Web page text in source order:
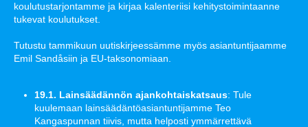
koulutustarjontamme ja kirjaa kalenteriisi kehitystoimintaanne
tukevat koulutukset.
Tutustu tammikuun uutiskirjeessämme myös asiantuntijaamme
Emil Sandåsiin ja EU-taksonomiaan.
19.1. Lainsäädännön ajankohtaiskatsaus: Tule
kuulemaan lainsäädäntöasiantuntijamme Teo
Kangaspunnan tiivis, mutta helposti ymmärrettävä